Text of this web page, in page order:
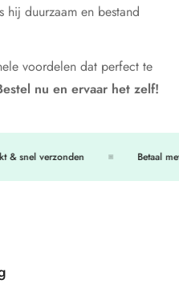
hij duurzaam en bestand
voordelen dat perfect te
nu en ervaar het zelf!
& snel verzonden Betaal